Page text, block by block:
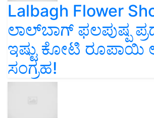
Lalbagh Flower
ಲಾಲ್‌ಬಾಗ್ ಫಲಪುಷ್ಪ
ಇಷ್ಟು ಕೋಟಿ
ಸಂಗ್ರಹ!